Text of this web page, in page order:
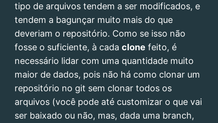
tipo de arquivos tendem a ser modificados, e
tendem a bagunçar muito mais do que
deveriam o repositório. Como se isso não
fosse o suficiente, à cadaclone feito, é
necessário lidar com uma quantidade muito
maior de dados, pois não há como clonar um
repositório no git sem clonar todos os
arquivos (você pode até customizar o que vai
ser baixado ou não, mas, dada uma branch,